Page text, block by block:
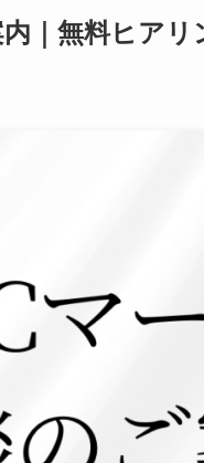
｜無料ヒアリ